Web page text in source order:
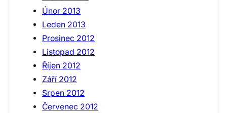
Únor 2013
Leden 2013
Prosinec 2012
Listopad 2012
Říjen 2012
Září 2012
Srpen 2012
Červenec 2012